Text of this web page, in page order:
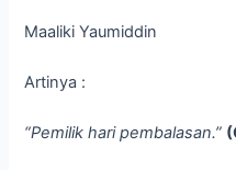
Maaliki Yaumiddin
Artinya :
“Pemilik hari pembalasan.”